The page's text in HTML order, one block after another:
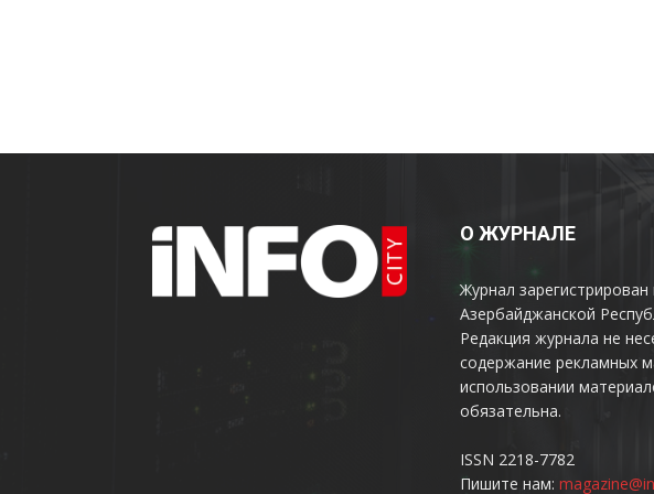
О ЖУРНАЛЕ
Журнал
Азербайджанской
Редакция журнала не
содержание рекламных
использовании
обязательна.
ISSN 2218-7782
Пишите нам: